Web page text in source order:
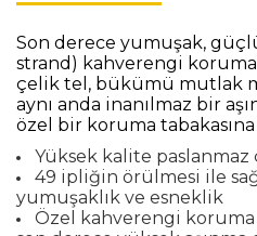
Son derece yumuşak,
strand) kahverengi koruma
çelik tel, bükümü mutlak
aynı anda inanılmaz bir
özel bir koruma
Yüksek kalite paslanmaz
49 ipliğin örülmesi ile
yumuşaklık ve esneklik
Özel kahverengi